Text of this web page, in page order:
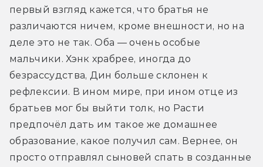
первый взгляд кажется, что братья не
различаются ничем, кроме внешности, но на
деле это не так. Оба — очень особые
мальчики. Хэнк храбрее, иногда до
безрассудства, Дин больше склонен к
рефлексии. В ином мире, при ином отце из
братьев мог бы выйти толк, но Расти
предпочёл дать им такое же домашнее
образование, какое получил сам. Вернее, он
просто отправлял сыновей спать в созданные